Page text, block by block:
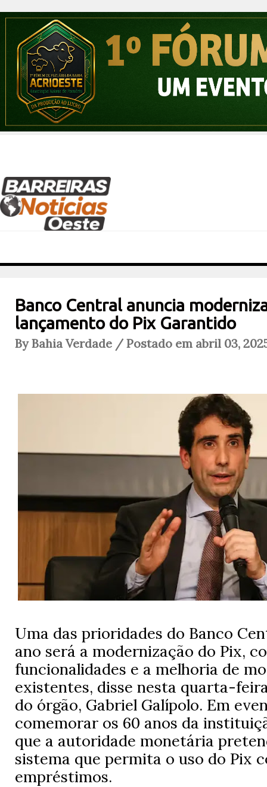
Banco Central anuncia
lançamento do Pix Garantido
By Bahia Verdade / Postado em abril 03,
Uma das prioridades do Banco
ano será a modernização do Pix,
funcionalidades e a melhoria de
existentes, disse nesta quarta-
do órgão, Gabriel Galípolo. Em
comemorar os 60 anos da
que a autoridade monetária
sistema que permita o uso do Pix
empréstimos.